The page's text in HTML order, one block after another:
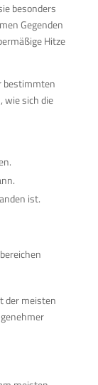
besonders
Gegenden
Hitze
bestimmten
wie sich die
ist.
der meisten